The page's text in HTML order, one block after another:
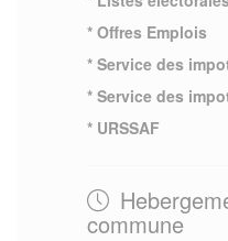
* Offres Emplois
* Service des
* Service des
* URSSAF
commune